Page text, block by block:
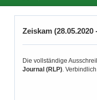
Zeiskam (28.05.2020
Die vollständige
Journal (RLP).